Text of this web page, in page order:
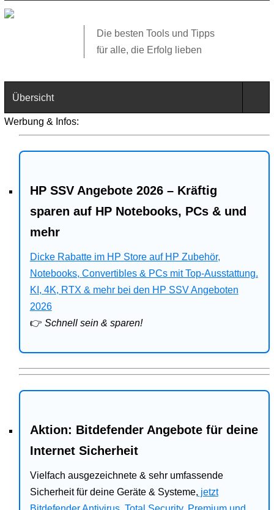
Die besten Tools und Tipps
für alle, die Erfolg lieben
Übersicht
Technik
Web
Business
Angebote
Bitdefender
Ratgeber
Werbung & Infos:
HP SSV Angebote 2026 – Kräftig
sparen auf HP Notebooks, PCs & und
mehr
Dicke Rabatte im HP Store auf HP Zubehör,
Notebooks, Convertibles & PCs mit Top-Ausstattung.
KI, 4K, RTX & mehr bei den HP SSV Angeboten
2026
👉 Schnell sein & sparen!
Aktion: Bitdefender Angebote für deine
Internet Sicherheit
Vielfach ausgezeichnete & sehr umfassende
Sicherheit für deine Geräte & Systeme, jetzt